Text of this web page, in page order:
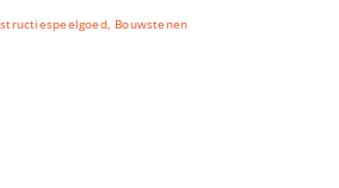
, Bouwstenen